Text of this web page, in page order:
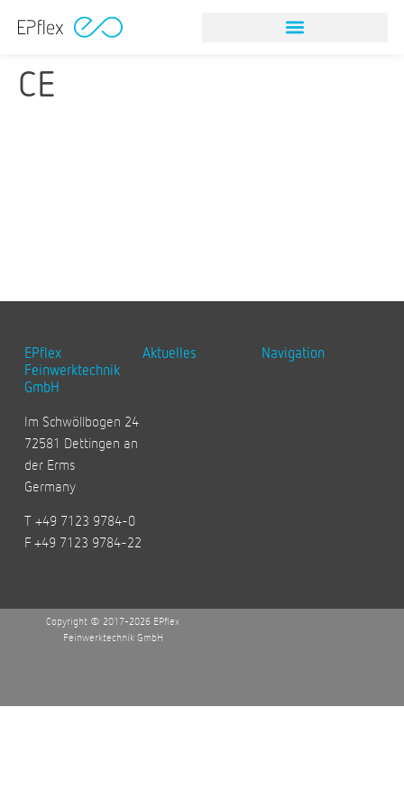
CE
EPflex
Feinwerktechnik
GmbH
Im Schwöllbogen 24
72581 Dettingen an
der Erms
Germany
T +49 7123 9784-0
F +49 7123 9784-22
Aktuelles Navigation
Copyright © 2017-2026 EPflex
Feinwerktechnik GmbH